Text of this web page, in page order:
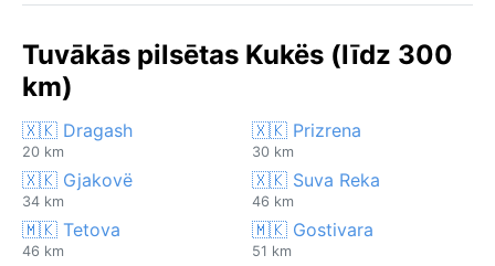
Tuvākās pilsētas Kukës (līdz 300
km)
🇽🇰 Dragash
20 km
🇽🇰 Prizrena
30 km
🇽🇰 Gjakovë
34 km
🇽🇰 Suva Reka
46 km
🇲🇰 Tetova
46 km
🇲🇰 Gostivara
51 km